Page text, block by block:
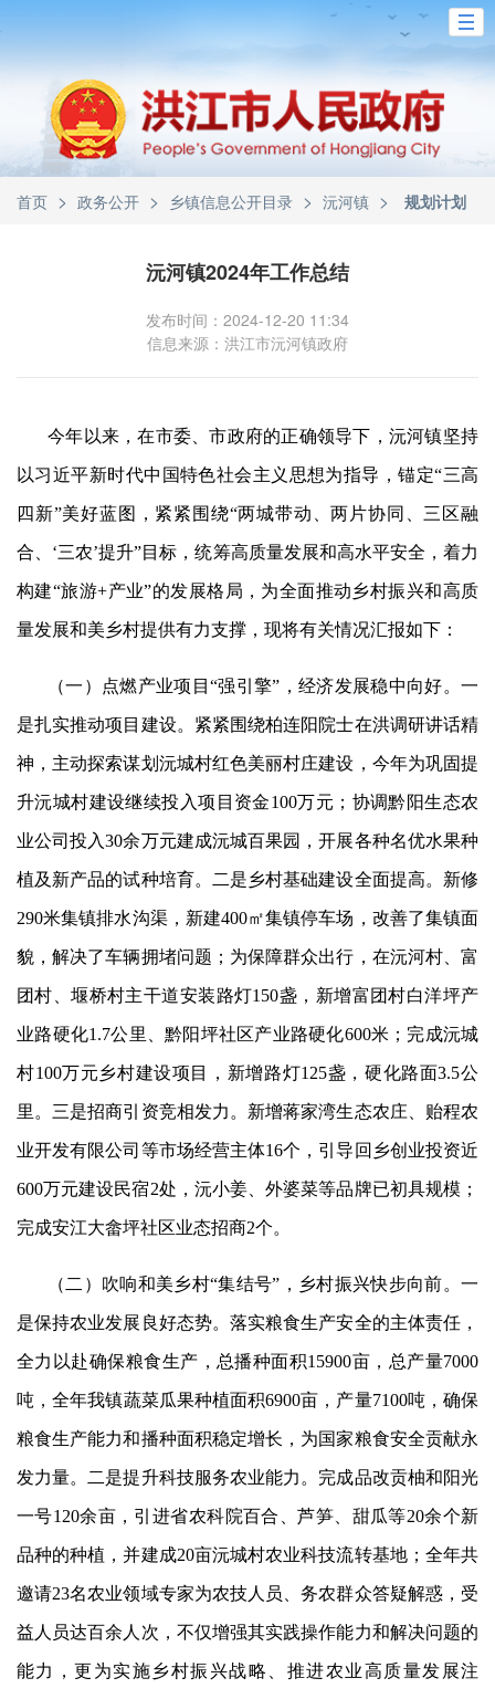
首页 > 政务公开 > 乡镇信息公开目录 > 沅河镇 > 规划计划
沅河镇2024年工作总结
发布时间：2024-12-20 11:34
信息来源：洪江市沅河镇政府
今年以来，在市委、市政府的正确领导下，沅河镇坚持
以习近平新时代中国特色社会主义思想为指导，锚定“三高
四新”美好蓝图，紧紧围绕“两城带动、两片协同、三区融
合、 ‘三农’提升”目标，统筹高质量发展和高水平安全，着力
构建“旅游+产业”的发展格局，为全面推动乡村振兴和高质
量发展和美乡村提供有力支撑，现将有关情况汇报如下：
（一）点燃产业项目 “强引擎”，经济发展稳中向好。一
是扎实推动项目建设。紧紧围绕柏连阳院士在洪调研讲话精
神，主动探索谋划沅城村红色美丽村庄建设，今年为巩固提
升沅城村建设继续投入项目资金100万元；协调黔阳生态农
业公司投入30余万元建成沅城百果园，开展各种名优水果种
植及新产品的试种培育。二是乡村基础建设全面提高。新修
290米集镇排水沟渠，新建400㎡集镇停车场，改善了集镇面
貌，解决了车辆拥堵问题；为保障群众出行，在沅河村、富
团村、堰桥村主干道安装路灯150盏，新增富团村白洋坪产
业路硬化1.7公里、黔阳坪社区产业路硬化600米；完成沅城
村100万元乡村建设项目，新增路灯125盏，硬化路面3.5公
里。三是招商引资竞相发力。新增蒋家湾生态农庄 贻程农
业开发有限公司等市场经营主体16个，引导回乡创业投资近
600万元建设民宿2处，沅小姜、外婆菜等品牌已初具规模；
完成安江大畲坪社区业态招商2个。
（二）吹响和美乡村“集结号”，乡村振兴快步向前。一
是保持农业发展良好态势。落实粮食生产安全的主体责任，
全力以赴确保粮食生产，总播种面积15900亩，总产量7000
吨，全年我镇蔬菜瓜果种植面积6900亩，产量7100吨，确保
粮食生产能力和播种面积稳定增长，为国家粮食安全贡献永
发力量。二是提升科技服务农业能力。完成品改贡柚和阳光
一号120余亩，引进省农科院百合、芦笋、甜瓜等20余个新
品种的种植，并建成20亩沅城村农业科技流转基地；全年共
邀请23名农业领域专家为农技人员、务农群众答疑解惑，受
益人员达百余人次，不仅增强其实践操作能力和解决问题的
能力，更为实施乡村振兴战略、推进农业高质量发展注